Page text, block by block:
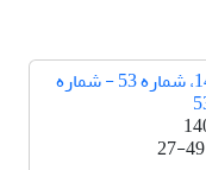
دوره 14، شماره 53 - شماره
27-49